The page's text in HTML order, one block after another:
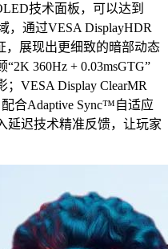
技术面板，可以达到
，通过VESA DisplayHDR
，展现出更细致的暗部动态
360Hz + 0.03msGTG”
VESA Display ClearMR
合Adaptive Sync™自适应
延迟技术精准反馈，让玩家